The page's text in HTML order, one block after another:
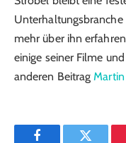
Unterhaltungsbranche
mehr über ihn
einige seiner Filme
anderen Beitrag